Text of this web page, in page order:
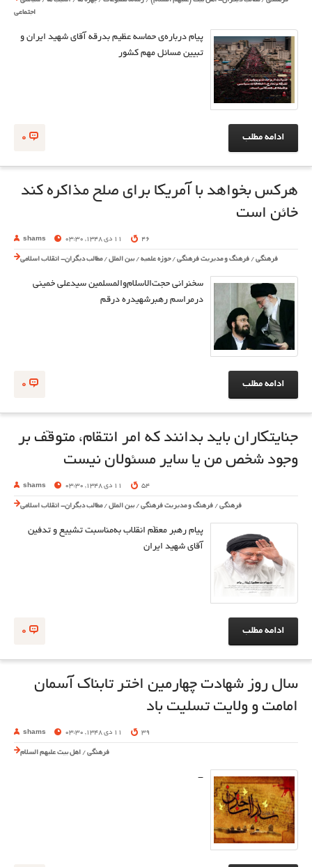
اجتماعی
پیام درباره‌ی حماسه عظیم بدرقه آقای شهید ایران و
تبیین مسائل مهم کشور
0 ادامه مطلب
هرکس بخواهد با آمریکا برای صلح مذاکره کند
خائن است
shams 11 دی 1348, 03:30 46
فرهنگی / فرهنگ و مدیریت فرهنگی /حوزه علمیه /بین الملل /مطالب دیگران- انقلاب اسلامی
سخنرانی حجت‌الاسلام‌والمسلمین سیدعلی خمینی
درمراسم رهبرشهیدره درقم
0 ادامه مطلب
جنایتکاران باید بدانند که امر انتقام، متوقّف بر
وجود شخص من یا سایر مسئولان نیست
shams 11 دی 1348, 03:30 54
فرهنگی / فرهنگ و مدیریت فرهنگی /بین الملل /مطالب دیگران- انقلاب اسلامی
پیام رهبر معظّم انقلاب به‌مناسبت تشییع و تدفین
آقای شهید ایران
0 ادامه مطلب
سال روز شهادت چهارمین اختر تابناک آسمان
امامت و ولایت تسلیت باد
shams 11 دی 1348, 03:30 39
فرهنگی / اهل بیت علیهم السلام
-